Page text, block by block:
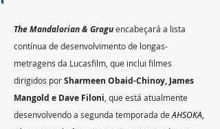
The Mandalorian & Grogu encabeçará a lista
contínua de desenvolvimento de longas-
metragens da Lucasfilm, que inclui filmes
dirigidos por Sharmeen Obaid-Chinoy, James
Mangold e Dave Filoni , que está atualmente
desenvolvendo a segunda temporada de AHSOKA